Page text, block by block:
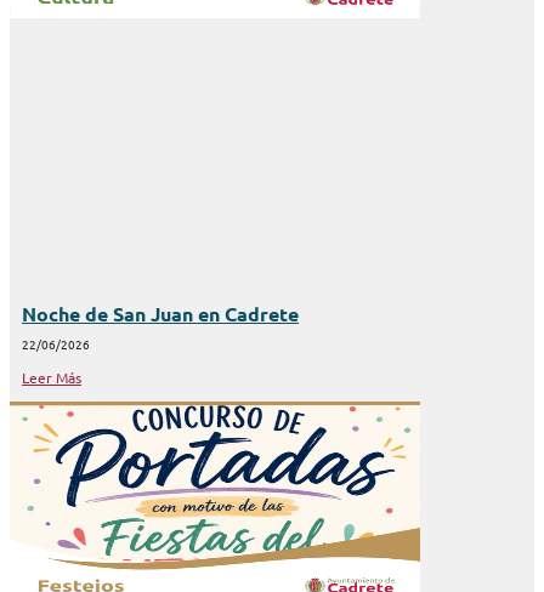
Noche de San Juan en Cadrete
22/06/2026
Leer Más